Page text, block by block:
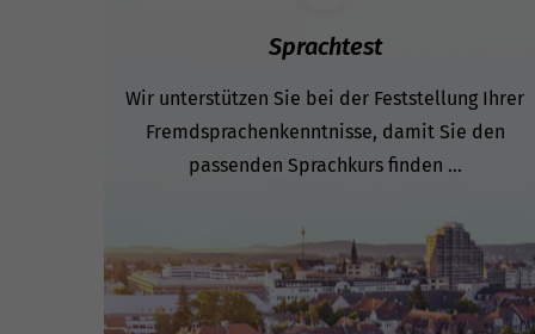
Sprachtest
Wir unterstützen Sie bei der Feststellung Ihrer
Fremdsprachenkenntnisse, damit Sie den
passenden Sprachkurs finden ...